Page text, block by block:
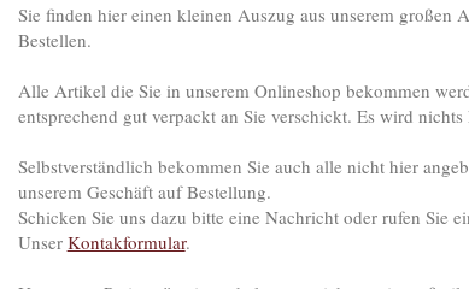
Sie finden hier einen kleinen Auszug aus unserem großen
Bestellen.
Alle Artikel die Sie in unserem Onlineshop bekommen
entsprechend gut verpackt an Sie verschickt. Es wird
Selbstverständlich bekommen Sie auch alle nicht hier
unserem Geschäft auf Bestellung.
Schicken Sie uns dazu bitte eine Nachricht oder rufen Sie
Unser Kontakformular.